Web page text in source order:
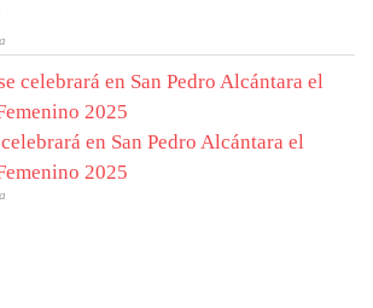
en San Pedro Alcántara el
2025